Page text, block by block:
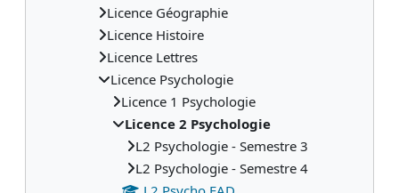
Licence Géographie
Licence Histoire
Licence Lettres
Licence Psychologie
Licence 1 Psychologie
Licence 2 Psychologie
L2 Psychologie - Semestre 3
L2 Psychologie - Semestre 4